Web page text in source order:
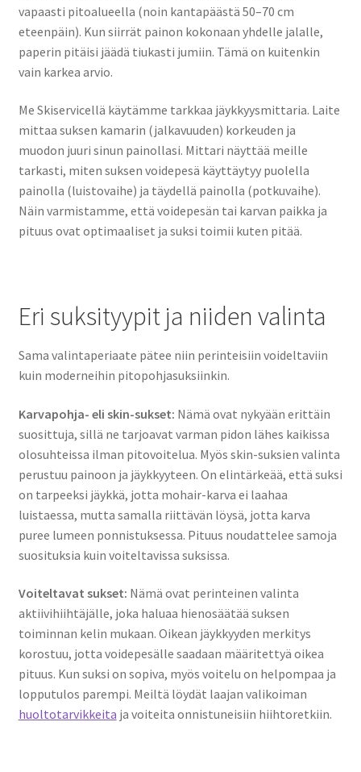
vapaasti pitoalueella (noin kantapäästä 50–70 cm
eteenpäin). Kun siirrät painon kokonaan yhdelle jalalle,
paperin pitäisi jäädä tiukasti jumiin. Tämä on kuitenkin
vain karkea arvio.
Me Skiservicellä käytämme tarkkaa jäykkyysmittaria. Laite
mittaa suksen kamarin (jalkavuuden) korkeuden ja
muodon juuri sinun painollasi. Mittari näyttää meille
tarkasti, miten suksen voidepesä käyttäytyy puolella
painolla (luistovaihe) ja täydellä painolla (potkuvaihe).
Näin varmistamme, että voidepesän tai karvan paikka ja
pituus ovat optimaaliset ja suksi toimii kuten pitää.
Eri suksityypit ja niiden valinta
Sama valintaperiaate pätee niin perinteisiin voideltaviin
kuin moderneihin pitopohjasuksiinkin.
Karvapohja- eli skin-sukset: Nämä ovat nykyään erittäin
suosittuja, sillä ne tarjoavat varman pidon lähes kaikissa
olosuhteissa ilman pitovoitelua. Myös skin-suksien valinta
perustuu painoon ja jäykkyyteen. On elintärkeää, että suksi
on tarpeeksi jäykkä, jotta mohair-karva ei laahaa
luistaessa, mutta samalla riittävän löysä, jotta karva
puree lumeen ponnistuksessa. Pituus noudattelee samoja
suosituksia kuin voiteltavissa suksissa.
Voiteltavat sukset: Nämä ovat perinteinen valinta
aktiivihiihtäjälle, joka haluaa hienosäätää suksen
toiminnan kelin mukaan. Oikean jäykkyyden merkitys
korostuu, jotta voidepesälle saadaan määritettyä oikea
pituus. Kun suksi on sopiva, myös voitelu on helpompaa ja
lopputulos parempi. Meiltä löydät laajan valikoiman
huoltotarvikkeita ja voiteita onnistuneisiin hiihtoretkiin.